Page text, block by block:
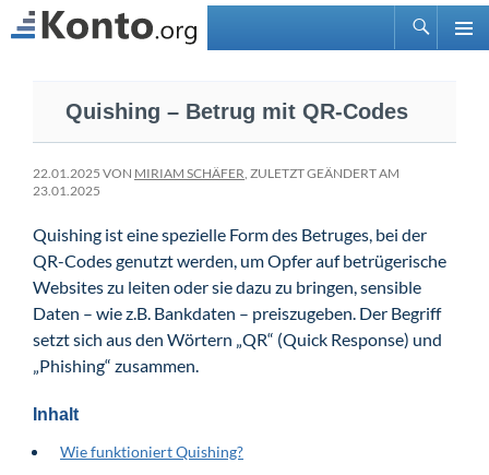
Suchen
Quishing – Betrug mit QR-Codes
22.01.2025 VON MIRIAM SCHÄFER, ZULETZT GEÄNDERT AM
23.01.2025
Quishing ist eine spezielle Form des Betruges, bei der
QR-Codes genutzt werden, um Opfer auf betrügerische
Websites zu leiten oder sie dazu zu bringen, sensible
Daten – wie z.B. Bankdaten – preiszugeben. Der Begriff
setzt sich aus den Wörtern „QR“ (Quick Response) und
„Phishing“ zusammen.
Inhalt
Wie funktioniert Quishing?